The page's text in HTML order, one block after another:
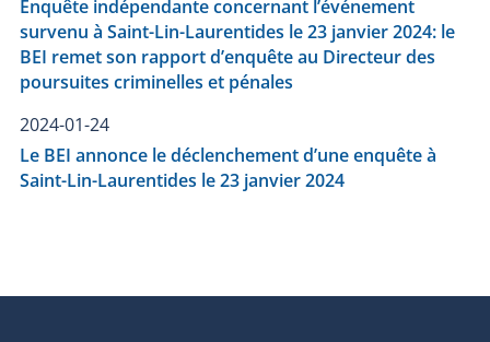
Enquête indépendante concernant l’événement
survenu à Saint-Lin-Laurentides le 23 janvier 2024: le
BEI remet son rapport d’enquête au Directeur des
poursuites criminelles et pénales
2024-01-24
Le BEI annonce le déclenchement d’une enquête à
Saint-Lin-Laurentides le 23 janvier 2024